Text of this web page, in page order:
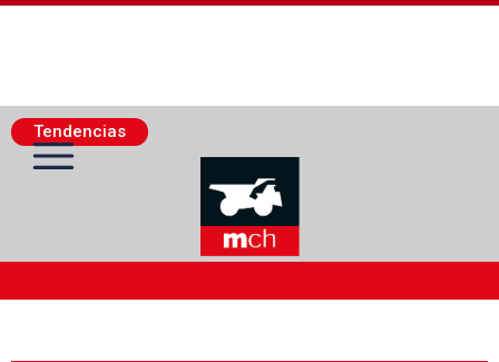
Tendencias
Actualidad Minera